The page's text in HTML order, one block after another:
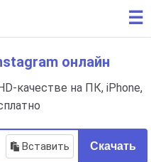
☰
онлайн
качестве на ПК, iPhone,
Вставить Скачать